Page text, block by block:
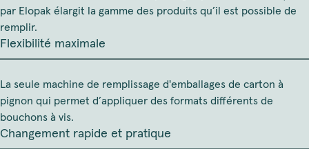
par Elopak élargit la gamme des produits qu’il est possible de
remplir.
Flexibilité maximale
La seule machine de remplissage d'emballages de carton à
pignon qui permet d’appliquer des formats différents de
bouchons à vis.
Changement rapide et pratique